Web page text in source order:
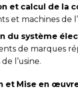
et calcul de la
et machines de
du système
de marques
l’usine.
et Mise en